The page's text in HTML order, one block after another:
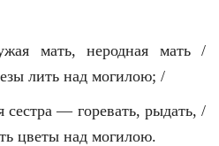
мать, неродная мать /
лить над могилою; /
— горевать, рыдать, /
цветы над могилою.